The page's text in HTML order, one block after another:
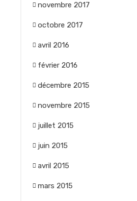
novembre 2017
octobre 2017
avril 2016
février 2016
décembre 2015
novembre 2015
juillet 2015
juin 2015
avril 2015
mars 2015